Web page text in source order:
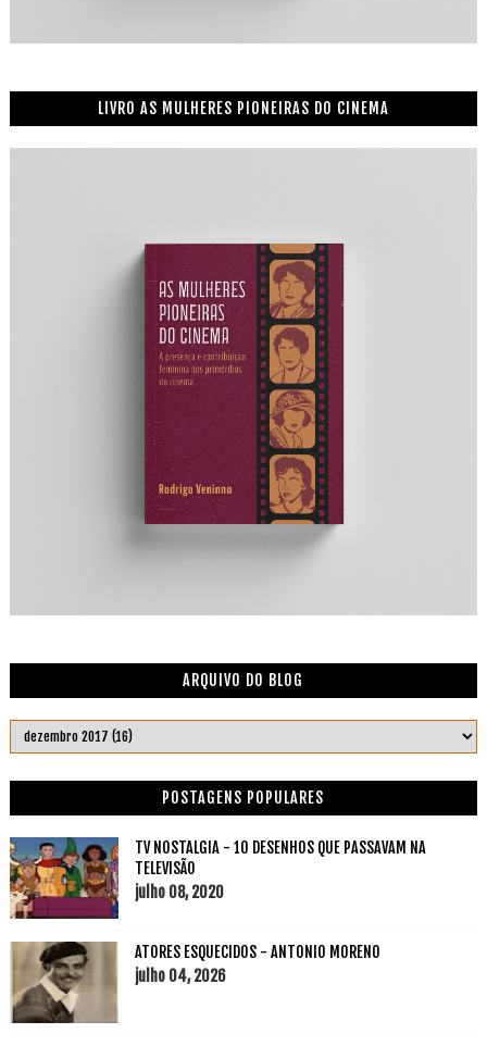
LIVRO AS MULHERES PIONEIRAS DO CINEMA
ARQUIVO DO BLOG
POSTAGENS POPULARES
TV NOSTALGIA - 10 DESENHOS QUE PASSAVAM NA
TELEVISÃO
julho 08, 2020
ATORES ESQUECIDOS - ANTONIO MORENO
julho 04, 2026